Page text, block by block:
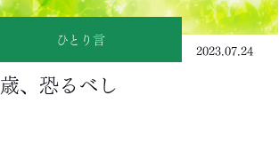
ひとり言
2023.07.24
、恐るべし